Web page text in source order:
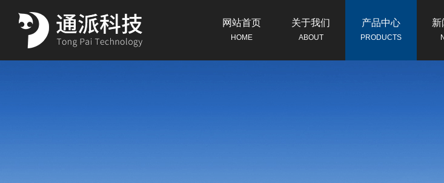
网站首页
HOME
关于我们
ABOUT
产品中心
PRODUCTS
新